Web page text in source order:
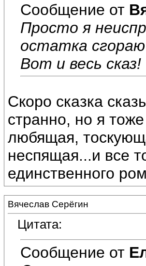
Сообщение от
Просто я
остатка
Вот и весь сказ!
Скоро сказка
странно, но я
любящая,
неспящая...и все
единственного
Вячеслав Серёгин
Цитата:
Сообщение от